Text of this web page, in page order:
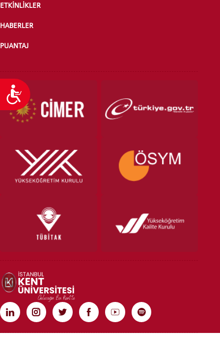
Ulaşılabilirlik
ETKİNLİKLER
HABERLER
PUANTAJ